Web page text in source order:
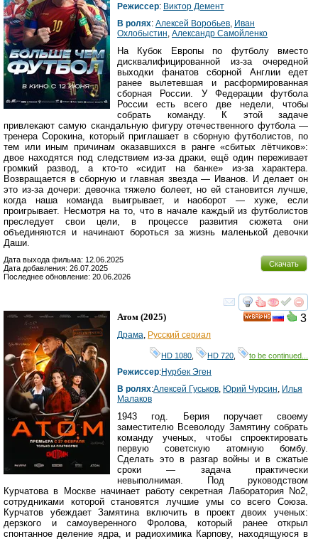
Режиссер: Виктор Демент
В ролях: Алексей Воробьев Иван
Охлобыстин Александр Самойленко
На Кубок Европы по футболу вместо
дисквалифицированной из-за очередной
выходки фанатов сборной Англии едет
ранее вылетевшая и расформированная
сборная России. У Федерации футбола
России есть всего две недели, чтобы
собрать команду. К этой задаче
привлекают самую скандальную фигуру отечественного футбола —
тренера Сорокина, который приглашает в сборную футболистов, по
тем или иным причинам оказавшихся в ранге «сбитых лётчиков»:
двое находятся под следствием из-за драки, ещё один переживает
громкий развод, а кто-то «сидит на банке» из-за характера.
Возвращается в сборную и главная звезда — Иванов. И делает он
это из-за дочери: девочка тяжело болеет, но ей становится лучше,
когда наша команда выигрывает, и наоборот — хуже, если
проигрывает. Несмотря на то, что в начале каждый из футболистов
преследует свои цели, в процессе развития сюжета они
объединяются и начинают бороться за жизнь маленькой девочки
Даши.
Скачать
Дата выхода фильма: 12.06.2025
Дата добавления: 26.07.2025
Последнее обновление: 20.06.2026
смотреть
3
Атом (2025)
Драма, Русский сериал
HD 1080 HD 720 to be continued...
Режиссер:Нурбек Эген
В ролях:Алексей Гуськов, Юрий Чурсин, Илья
Малаков
1943 год. Берия поручает своему
заместителю Всеволоду Замятину собрать
команду ученых, чтобы спроектировать
первую советскую атомную бомбу.
Сделать это в разгар войны и в сжатые
сроки — задача практически
невыполнимая. Под руководством
Курчатова в Москве начинает работу секретная Лаборатория No2,
сотрудниками которой становятся лучшие умы со всего Союза.
Курчатов убеждает Замятина включить в проект двоих ученых:
дерзкого и самоуверенного Фролова, который ранее открыл
спонтанное деление ядра, и радиохимика Карпову, находящуюся в